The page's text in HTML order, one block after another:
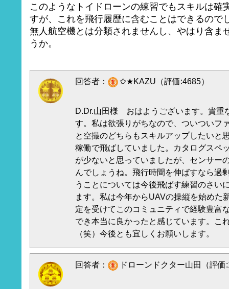
このようなトイドローンの練習でもスキルは確
すが、これを飛行履歴に含むことはできるので
無人航空機とは分類されませんし、やはり含ま
うか。
回答者： ✩★KAZU（評価:4685）
D.Dr.山田様 おはようございます。貴重
す。私は欲張りがちなので、ついついフ
と空撮のどちらもスキルアップしたいと
稼働で飛ばしていました。カタログスペ
が少ないと思っていましたが、センサー
んでしょうね。飛行時間を伸ばすなら
うことについては今後飛ばす練習のさい
ます。私は今年からUAVの操縦を始めた
定を受けてこのコミュニティで経験豊富
でき本当に良かったと感じています。こ
（笑）今後とも宜しくお願いします。
回答者： ドローンドクター山田（評価